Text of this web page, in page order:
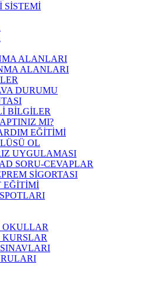
SİSTEMİ
ALANLARI
ALANLARI
DURUMU
BİLGİLER
MI?
EĞİTİMİ
OL
UYGULAMASI
SORU-CEVAPLAR
SİGORTASI
EĞİTİMİ
OKULLAR
KURSLAR